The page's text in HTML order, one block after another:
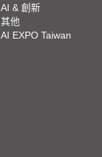
AI & 創新
其他
AI EXPO Taiwan